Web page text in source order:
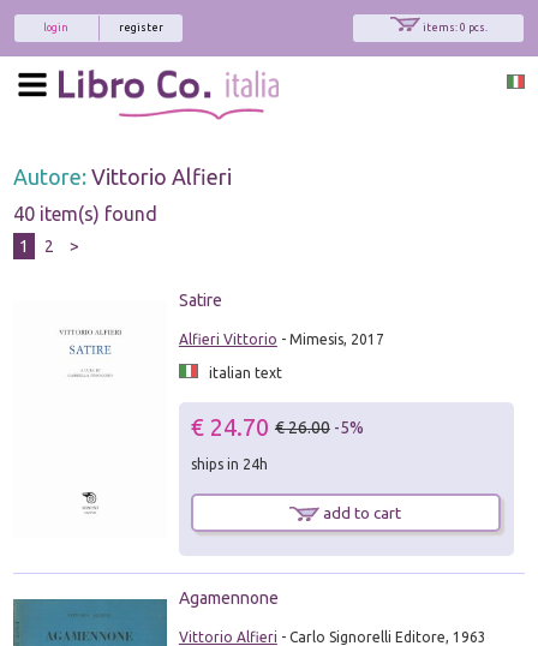
items: 0 pcs.
register
login
Autore:Vittorio Alfieri
40 item(s) found
1 2 >
Satire
Alfieri Vittorio - Mimesis, 2017
italian text
€ 24.70 € 26.00 -5%
ships in 24h
add to cart
Agamennone
Vittorio Alfieri - Carlo Signorelli Editore, 1963